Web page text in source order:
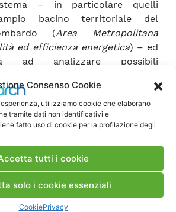
Consenso Cookie
utilizziamo cookie che elaborano
tramite dati non identificativi e
fatto uso di cookie per la profilazione degli
tutti i cookie
solo i cookie essenziali
CookiePrivacy
– in particolare quelli
bacino territoriale del
(Area Metropolitana
ed efficienza energetica) – ed
ad analizzare possibili
di intermodalità nel trasporto
fornitura di servizi innovativi di
di incontri di presentazione
nostre ricerche, FSI ha
i temi affrontati da RSE e la
svolto fossero in linea con gli
previsti dal nuovo piano